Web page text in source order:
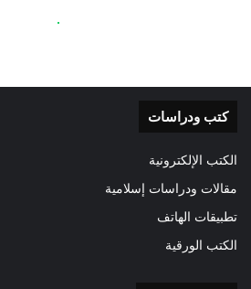
كتب ودراسات
الكتب الإلكترونية
مقالات ودراسات إسلامية
تطبيقات الهاتف
الكتب الورقية